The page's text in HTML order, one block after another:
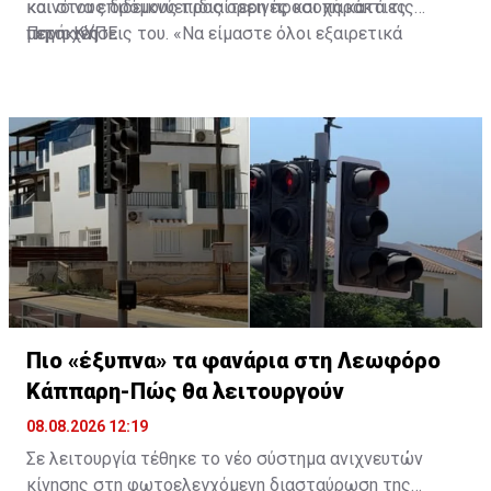
και στους δρόμους προς ορεινές και παράκτιες
περιοχές.
κοινό να επιδεικνύει ιδιαίτερη προσοχή κατά τις
μετακινήσεις του. «Να είμαστε όλοι εξαιρετικά
μπορεί να επηρεάσει ανθρώπινες ζωές», είπε.
Πηγή: ΚΥΠΕ
Πιο «έξυπνα» τα φανάρια στη Λεωφόρο
Κάππαρη-Πώς θα λειτουργούν
08.08.2026 12:19
Σε λειτουργία τέθηκε το νέο σύστημα ανιχνευτών
κίνησης στη φωτοελεγχόμενη διασταύρωση της